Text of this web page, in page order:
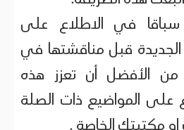
سباقا في الاطلاع على
قبل مناقشتها في
الأفضل أن تعزز هذه
على المواضيع ذات الصلة